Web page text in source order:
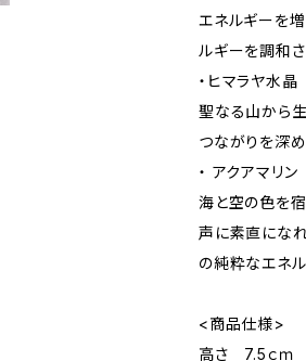
エネルギーを
ルギーを調和さ
・ヒマラヤ水晶
聖なる山から
つながりを深め
・ アクアマリン
海と空の色を
声に素直になれ
の純粋なエネ
<商品仕様>
高さ 7.5ｃ